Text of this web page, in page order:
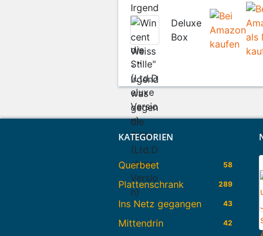
Deluxe
Box
KATEGORIEN
Querbeet 58
Plattenschrank 289
Ins Netz gegangen 43
Mittendrin 42